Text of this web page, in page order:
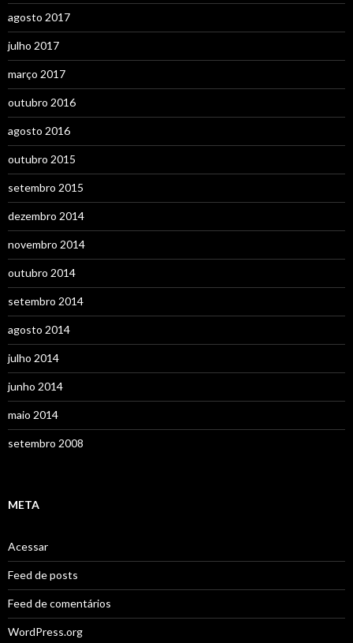
agosto 2017
julho 2017
março 2017
outubro 2016
agosto 2016
outubro 2015
setembro 2015
dezembro 2014
novembro 2014
outubro 2014
setembro 2014
agosto 2014
julho 2014
junho 2014
maio 2014
setembro 2008
META
Acessar
Feed de posts
Feed de comentários
WordPress.org